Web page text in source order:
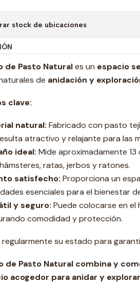
stock de ubicaciones
de Pasto Naturales un espacio
de anidación y
clave:
natural: Fabricado con pasto
atractivo y relajante para las
ideal: Mide aproximadamente
ratas, jerbos y ratones.
satisfecho: Proporciona un
esenciales para el bienestar
y seguro: Puede colocarse en
comodidad y protección.
regularmente su estado para
de Pasto Natural combina y
acogedor para anidar y